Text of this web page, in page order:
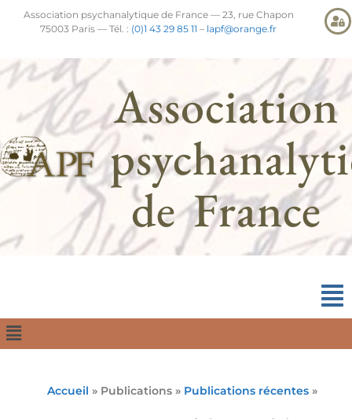
Association psychanalytique de France — 23, rue Chapon
75003 Paris — Tél. : (0)1 43 29 85 11 – lapf@orange.fr
Association
de France
Accueil » Publications » Publications récentes »